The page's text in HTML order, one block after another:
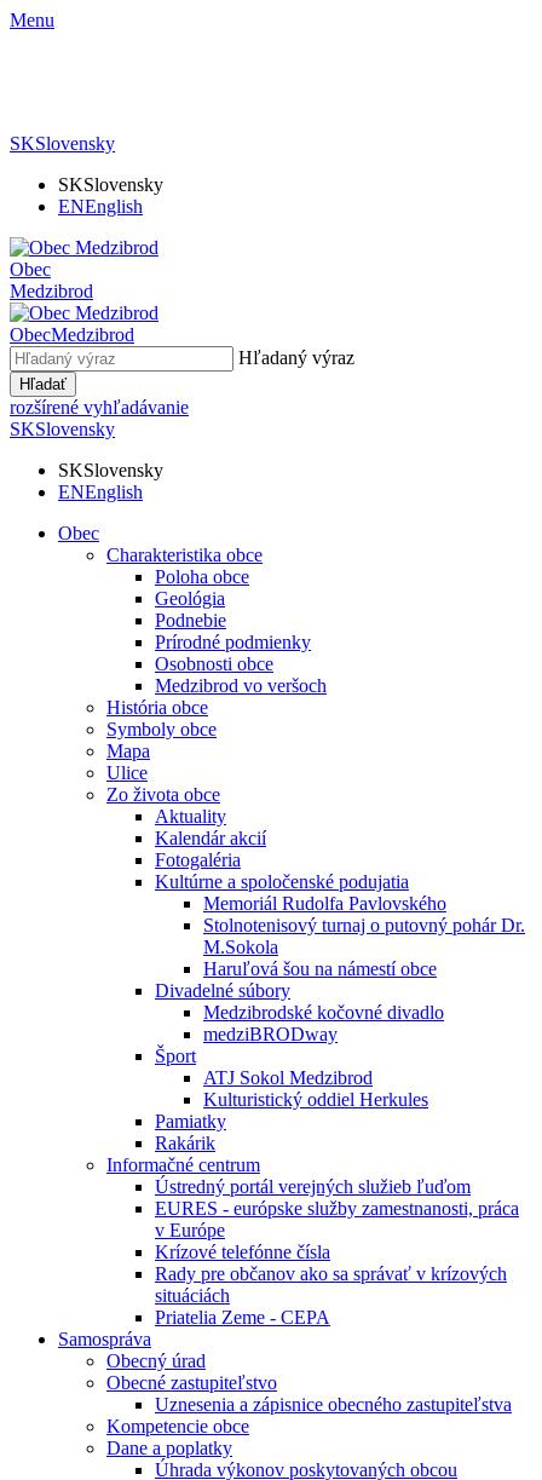
Menu
SKSlovensky
SKSlovensky
ENEnglish
Obec
Medzibrod
ObecMedzibrod
Hľadaný výraz
Hľadať
rozšírené vyhľadávanie
SKSlovensky
SKSlovensky
ENEnglish
Obec
Charakteristika obce
Poloha obce
Geológia
Podnebie
Prírodné podmienky
Osobnosti obce
Medzibrod vo veršoch
História obce
Symboly obce
Mapa
Ulice
Zo života obce
Aktuality
Kalendár akcií
Fotogaléria
Kultúrne a spoločenské podujatia
Memoriál Rudolfa Pavlovského
Stolnotenisový turnaj o putovný pohár Dr.
M.Sokola
Haruľová šou na námestí obce
Divadelné súbory
Medzibrodské kočovné divadlo
medziBRODway
Šport
ATJ Sokol Medzibrod
Kulturistický oddiel Herkules
Pamiatky
Rakárik
Informačné centrum
Ústredný portál verejných služieb ľuďom
EURES - európske služby zamestnanosti, práca
v Európe
Krízové telefónne čísla
Rady pre občanov ako sa správať v krízových
situáciách
Priatelia Zeme - CEPA
Samospráva
Obecný úrad
Obecné zastupiteľstvo
Uznesenia a zápisnice obecného zastupiteľstva
Kompetencie obce
Dane a poplatky
Úhrada výkonov poskytovaných obcou